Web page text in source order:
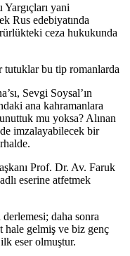
yani
Rus edebiyatında
ceza hukukunda
tutuklar bu tip romanlarda
Sevgi Soysal’ın
ana kahramanlara
mu yoksa? Alınan
imzalayabilecek bir
Prof. Dr. Av. Faruk
eserine atfetmek
derlemesi; daha sonra
hale gelmiş ve biz genç
eser olmuştur.